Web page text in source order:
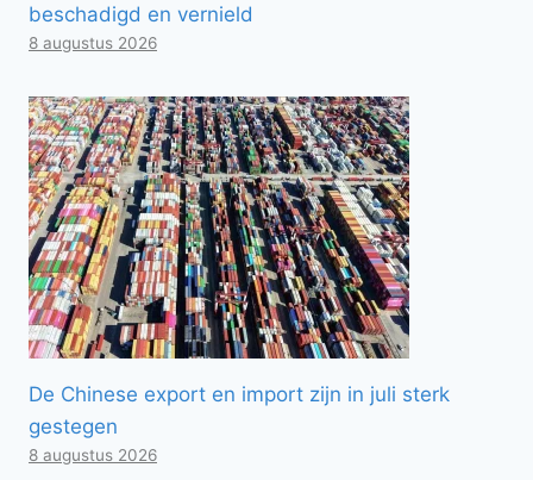
beschadigd en vernield
8 augustus 2026
De Chinese export en import zijn in juli sterk
gestegen
8 augustus 2026